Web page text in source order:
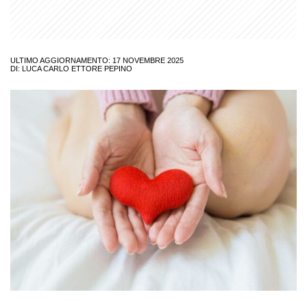
ULTIMO AGGIORNAMENTO: 17 NOVEMBRE 2025
DI: LUCA CARLO ETTORE PEPINO